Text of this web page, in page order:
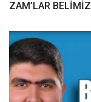
ZAM’LAR